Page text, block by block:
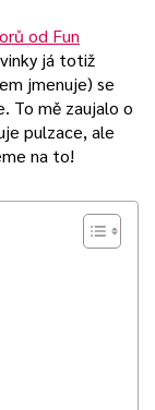
od Fun
já totiž
jmenuje) se
To mě zaujalo o
pulzace, ale
na to!